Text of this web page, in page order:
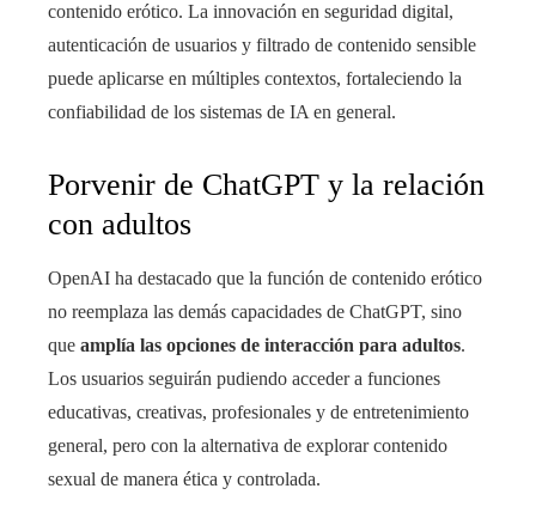
contenido erótico. La innovación en seguridad digital,
autenticación de usuarios y filtrado de contenido sensible
puede aplicarse en múltiples contextos, fortaleciendo la
confiabilidad de los sistemas de IA en general.
Porvenir de ChatGPT y la relación
con adultos
OpenAI ha destacado que la función de contenido erótico
no reemplaza las demás capacidades de ChatGPT, sino
que amplía las opciones de interacción para adultos.
Los usuarios seguirán pudiendo acceder a funciones
educativas, creativas, profesionales y de entretenimiento
general, pero con la alternativa de explorar contenido
sexual de manera ética y controlada.